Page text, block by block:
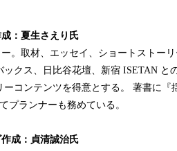
：夏生さえり氏
。取材、エッセイ、ショートストー
ックス、日比谷花壇、新宿 ISETAN と
コンテンツを得意とする。 著書に『
プランナーも務めている。
成：貞清誠治氏